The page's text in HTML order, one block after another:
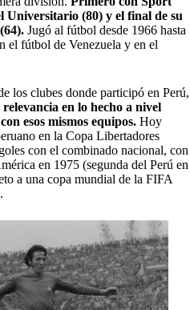
Universitario (80) y el final de su
Jugó al fútbol desde 1966 hasta
el fútbol de Venezuela y en el
los clubes donde participó en Perú,
en lo hecho a nivel
esos mismos equipos. Hoy
en la Copa Libertadores
con el combinado nacional, con
en 1975 (segunda del Perú en
a una copa mundial de la FIFA